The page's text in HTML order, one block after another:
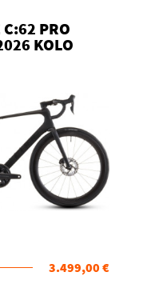
C:62 PRO
KOLO
3.499,00 €